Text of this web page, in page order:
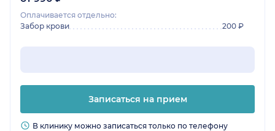
Оплачивается отдельно:
Забор крови
200 ₽
Записаться на прием
В клинику можно записаться только по телефону